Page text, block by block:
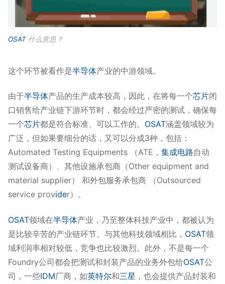
OSAT 什么意思？
这个环节被看作是半导体产业的中游领域。
由于半导体产品的生产成本较高，因此，在将每一个芯片闭
口销售给产业链下游环节时，都会经过严密的测试，确保每
一个芯片都是符合标准、可以工作的。 OSAT涵盖领域较为
广泛，但如果要细分的话，又可以分成3种，包括：
Automated Testing Equipments （ATE， 集成电路自动
测试设备商）、其他设施承包商（Other equipment and
material supplier） 和外包服务承包商 （Outsourced
service provider）。
OSAT领域在半导体产业，乃至整体科技产业中，都被认为
是比较辛苦的产业链环节。与其他科技领域相比， OSAT领
域利润率相对较低，竞争也比较激烈。此外，不是每一个
Foundry公司都会把测试和封装产品的业务外包给OSAT公
司，一些IDM厂商，如英特尔和三星 ，也会提供产品封装和